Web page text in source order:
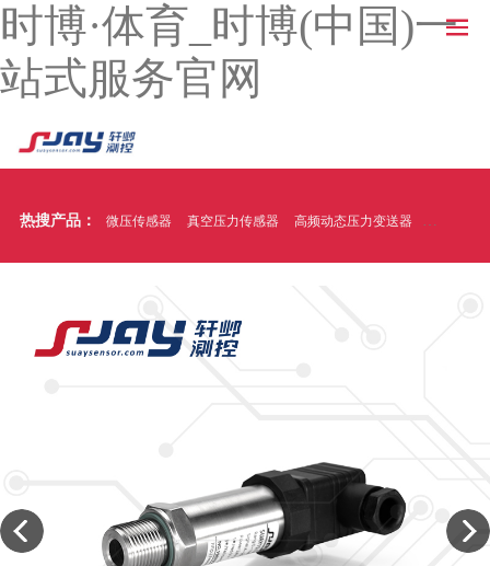
时博·体育_时博(中国)一
站式服务官网
热搜产品： 微压传感器 真空压力传感器 高频动态压力变送器 温压一体